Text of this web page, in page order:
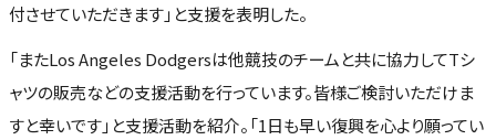
付させていただきます」と支援を表明した。
「またLos Angeles Dodgersは他競技のチームと共に協力してTシ
ャツの販売などの支援活動を行っています。皆様ご検討いただけま
すと幸いです」と支援活動を紹介。「1日も早い復興を心より願ってい